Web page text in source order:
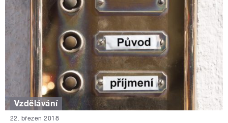
Vzdělávání
22. březen 2018